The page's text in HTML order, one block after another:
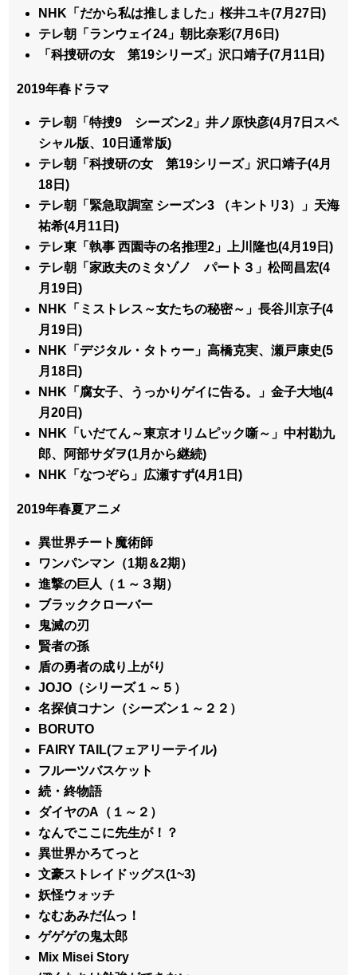
NHK「だから私は推しました」桜井ユキ(7月27日)
テレ朝「ランウェイ24」朝比奈彩(7月6日)
「科捜研の女 第19シリーズ」沢口靖子(7月11日)
2019年春ドラマ
テレ朝「特捜9 シーズン2」井ノ原快彦(4月7日スペ
シャル版、10日通常版)
テレ朝「科捜研の女 第19シリーズ」沢口靖子(4月
18日)
テレ朝「緊急取調室 シーズン3 （キントリ3）」天海
祐希(4月11日)
テレ東「執事 西園寺の名推理2」上川隆也(4月19日)
テレ朝「家政夫のミタゾノ パート３」松岡昌宏(4
月19日)
NHK「ミストレス～女たちの秘密～」長谷川京子(4
月19日)
NHK「デジタル・タトゥー」高橋克実、瀬戸康史(5
月18日)
NHK「腐女子、うっかりゲイに告る。」金子大地(4
月20日)
NHK「いだてん～東京オリムピック噺～」中村勘九
郎、阿部サダヲ(1月から継続)
NHK「なつぞら」広瀬すず(4月1日)
2019年春夏アニメ
異世界チート魔術師
ワンパンマン（1期＆2期）
進撃の巨人（１～３期）
ブラッククローバー
鬼滅の刃
賢者の孫
盾の勇者の成り上がり
JOJO（シリーズ１～５）
名探偵コナン（シーズン１～２２）
BORUTO
FAIRY TAIL(フェアリーテイル)
フルーツバスケット
続・終物語
ダイヤのA（１～２）
なんでここに先生が！？
異世界かろてっと
文豪ストレイドッグス(1~3)
妖怪ウォッチ
なむあみだ仏っ！
ゲゲゲの鬼太郎
Mix Misei Story